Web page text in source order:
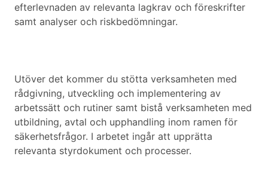
efterlevnaden av relevanta lagkrav och föreskrifter
samt analyser och riskbedömningar.
Utöver det kommer du stötta verksamheten med
rådgivning, utveckling och implementering av
arbetssätt och rutiner samt bistå verksamheten med
utbildning, avtal och upphandling inom ramen för
säkerhetsfrågor. I arbetet ingår att upprätta
relevanta styrdokument och processer.